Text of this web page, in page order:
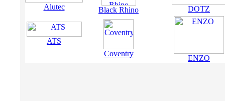
Alutec
ATS
Black Rhino
Coventry
DOTZ
ENZO